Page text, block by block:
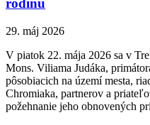
rodinu
29. máj 2026
V piatok 22. mája 2026 sa v
Mons. Viliama Judáka,
pôsobiacich na území mesta,
Chromiaka, partnerov a
požehnanie jeho obnovených